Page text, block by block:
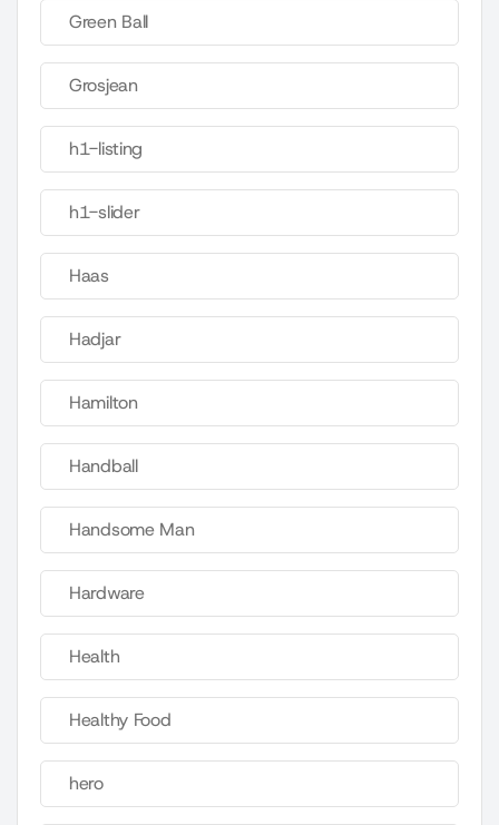
Green Ball
Grosjean
h1-listing
h1-slider
Haas
Hadjar
Hamilton
Handball
Handsome Man
Hardware
Health
Healthy Food
hero